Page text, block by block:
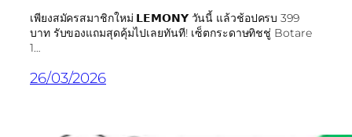
เพียงสมัครสมาชิกใหม่ 𝗟𝗘𝗠𝗢𝗡𝗬 วันนี้ แล้วช้อปครบ 399
บาท รับของแถมสุดคุ้มไปเลยทันที! เซ็ตกระดาษทิชชู่ Botare
1…
26/03/2026